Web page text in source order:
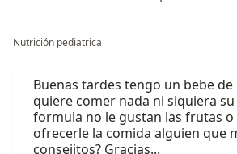
Nutrición pediatrica
Buenas tardes tengo un bebe de
quiere comer nada ni siquiera
formula no le gustan las frutas o
ofrecerle la comida alguien que
consejitos? Gracias...